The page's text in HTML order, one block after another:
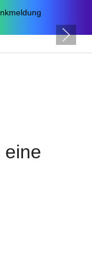
eine